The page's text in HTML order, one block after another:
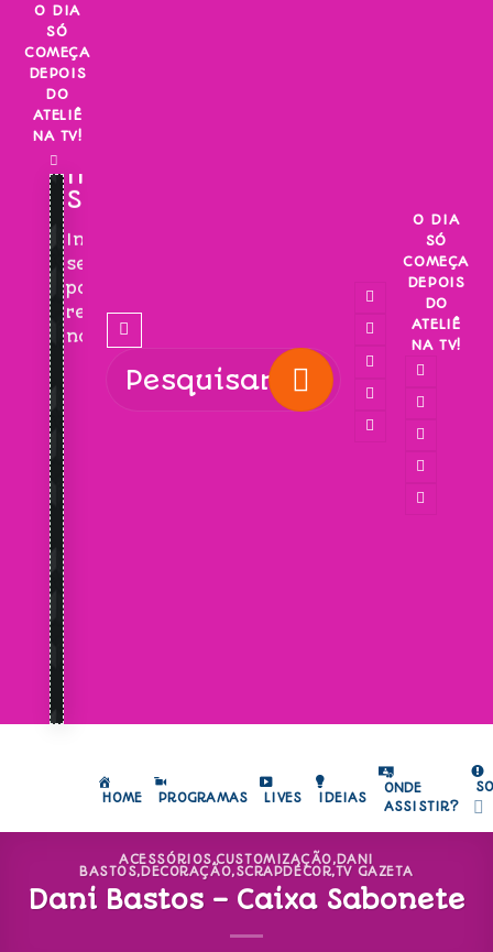
Skip
content
O DIA
SÓ
COMEÇA
DEPOIS
DO
ATELIÊ
NA TV!
INSCREVA-
SE!
Inscreva-
se
para
receber
novidades!
O DIA
SÓ
COMEÇA
DEPOIS
DO
ATELIÊ
NA TV!
HOME PROGRAMAS LIVES IDEIAS
ONDE
ASSISTIR?
ACESSÓRIOS,CUSTOMIZAÇÃO,DANI
BASTOS,DECORAÇÃO,SCRAPDÉCOR,TV GAZETA
Dani Bastos – Caixa Sabonete